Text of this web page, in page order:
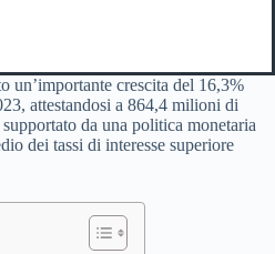
un’importante crescita del 16,3%
attestandosi a 864,4 milioni di
da una politica monetaria
dei tassi di interesse superiore